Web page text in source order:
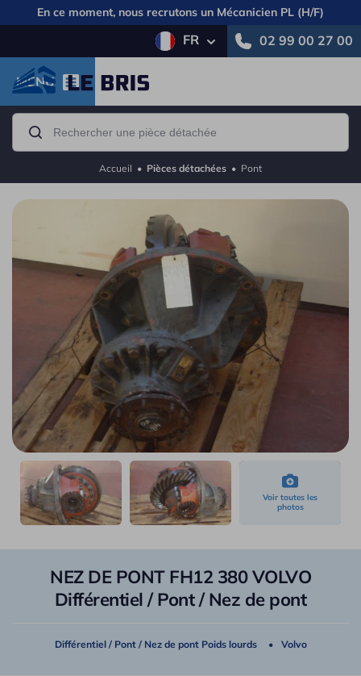
En ce moment, nous recrutons un Mécanicien PL (H/F)
FR 02 99 00 27 00
MENU
Accueil • Pièces détachées • Pont
NEZ DE PONT FH12 380 VOLVO
Différentiel / Pont / Nez de pont
Différentiel / Pont / Nez de pont Poids lourds Volvo